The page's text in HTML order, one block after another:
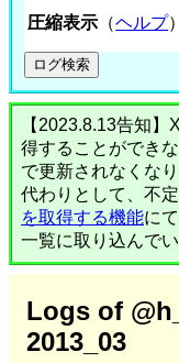
圧縮表示 （ヘルプ）
【2023.8.13告知
得することができ
で更新されなくなり
代わりとして、不
を取得する機能に
一覧に取り込んでい
Logs of
2013_03